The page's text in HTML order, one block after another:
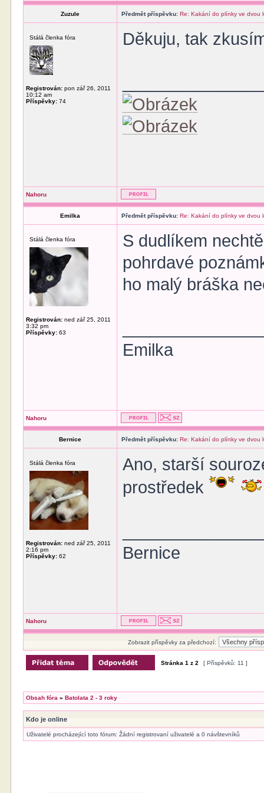
Zuzule Předmět příspěvku: Re: Kakání do plínky ve dvou
Stálá členka fóra
Registrován: pon zář 26, 2011
10:12 am
Příspěvky: 74
Děkuju, tak
Nahoru
Emilka Předmět příspěvku: Re: Kakání do plínky ve dvou
Stálá členka fóra
Registrován: ned zář 25, 2011
3:32 pm
Příspěvky: 63
S dudlíkem
pohrdavé
ho malý bráška
Emilka
Nahoru
Bernice Předmět příspěvku: Re: Kakání do plínky ve dvou
Stálá členka fóra
Registrován: ned zář 25, 2011
2:16 pm
Příspěvky: 62
Ano, starší
prostředek
Bernice
Nahoru
Zobrazit příspěvky za předchozí:
Stránka1 z2 [ Příspěvků: 11 ]
Obsah fóra »Batolata 2 - 3 roky
Kdo je online
Uživatelé procházející toto fórum: Žádní registrovaní uživatelé a 0 návštevníků